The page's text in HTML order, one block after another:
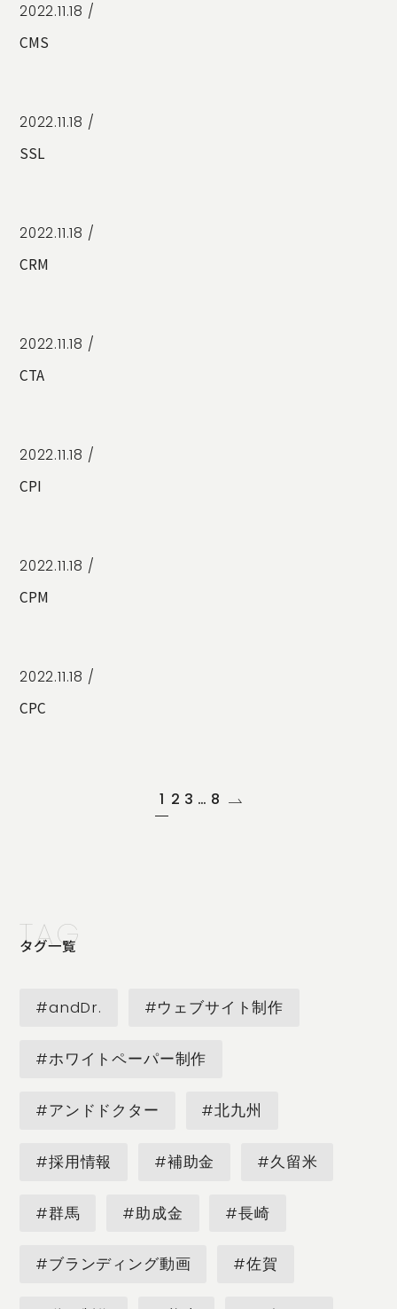
に基づく表
2022.11.18 /
CMS
2022.11.18 /
SSL
2022.11.18 /
CRM
2022.11.18 /
CTA
2022.11.18 /
CPI
2022.11.18 /
CPM
2022.11.18 /
CPC
1 2 3 … 8
TAG
タグ一覧
#andDr. #ウェブサイト制作
#ホワイトペーパー制作
#アンドドクター #北九州
#採用情報 #補助金 #久留米
#群馬 #助成金 #長崎
#ブランディング動画 #佐賀